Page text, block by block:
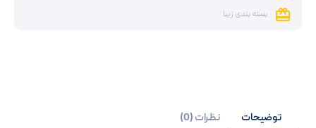
بسته بندی زیبا
توضیحات نظرات (0)